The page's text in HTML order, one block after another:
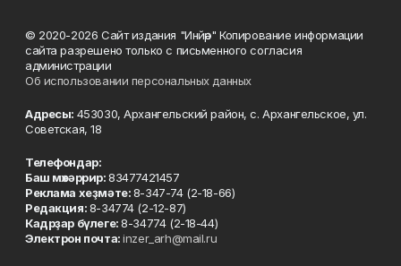
© 2020-2026 Сайт издания "Инйәр" Копирование информации
сайта разрешено только с письменного согласия
администрации
Об использовании персональных данных
Адресы: 453030, Архангельский район, с. Архангельское, ул.
Советская, 18
Телефондар:
Баш мөхәррир:83477421457
Реклама хеҙмәте:8-347-74 (2-18-66)
Редакция:8-34774 (2-12-87)
Кадрҙар бүлеге:8-34774 (2-18-44)
Электрон почта:inzer_arh@mail.ru